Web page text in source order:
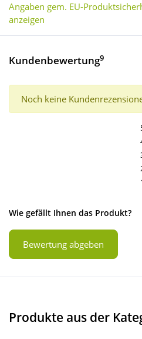
Angaben gem. EU-
anzeigen
Kundenbewertung9
Noch keine
Wie gefällt Ihnen das Produkt?
Bewertung abgeben
Produkte aus der